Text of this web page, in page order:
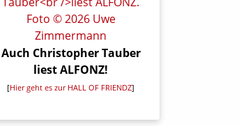
Auch Christopher Tauber
liest ALFONZ!
[Hier geht es zur HALL OF FRIENDZ]